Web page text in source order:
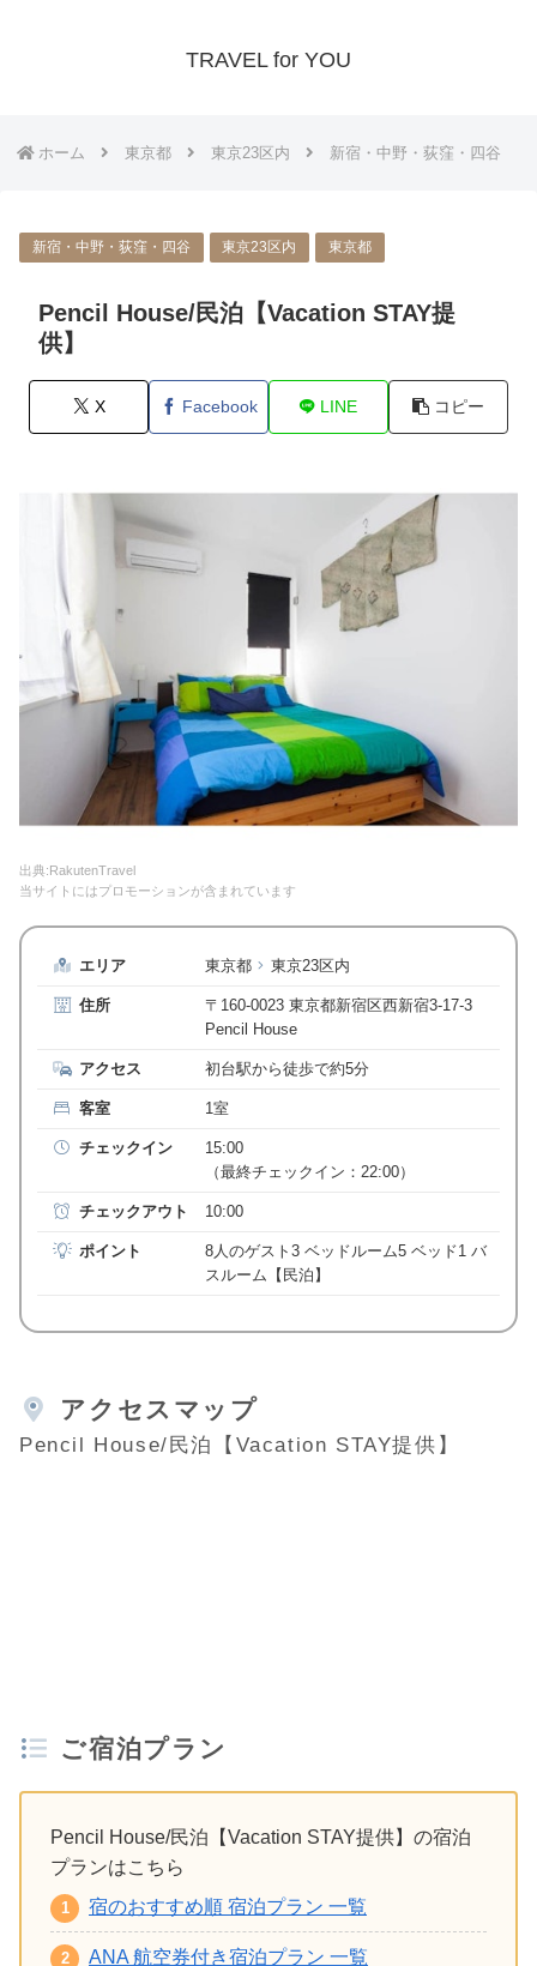
TRAVEL for YOU
ホーム 東京都 東京23区内 新宿・中野・荻窪・四谷
新宿・中野・荻窪・四谷 東京23区内 東京都
Pencil House/民泊【Vacation STAY提
供】
X Facebook LINE コピー
出典:RakutenTravel
当サイトにはプロモーションが含まれています
エリア 東京都 東京23区内
住所
〒160-0023 東京都新宿区西新宿3-17-3
Pencil House
アクセス 初台駅から徒歩で約5分
客室 1室
チェックイン
15:00
（最終チェックイン：22:00）
チェックアウト 10:00
ポイント
8人のゲスト3 ベッドルーム5 ベッド1 バ
スルーム【民泊】
アクセスマップ
Pencil House/民泊【Vacation STAY提供】
ご宿泊プラン
Pencil House/民泊【Vacation STAY提供】の宿泊
プランはこちら
宿のおすすめ順 宿泊プラン 一覧
ANA 航空券付き宿泊プラン 一覧